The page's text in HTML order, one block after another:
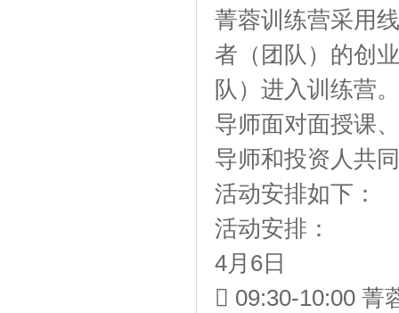
菁蓉训练营采用
者（团队）的创
队）进入训练营
导师面对面授课
导师和投资人共
活动安排如下：
活动安排：
4月6日
 09:30-10:00 菁